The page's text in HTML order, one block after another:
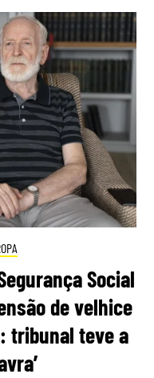
Social
de velhice
tribunal teve a